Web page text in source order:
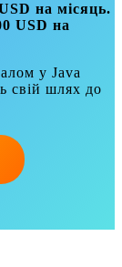
на місяць.
USD на
у Java
свій шлях до